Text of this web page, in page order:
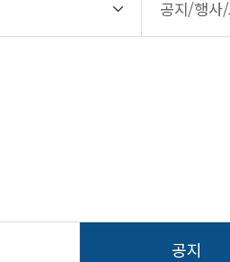
공지/행사
공지